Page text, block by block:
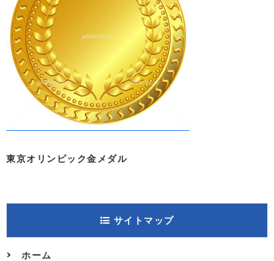
東京オリンピック金メダル
サイトマップ
ホーム